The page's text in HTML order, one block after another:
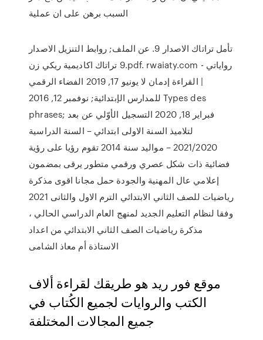
السبب برهن على ان عملية
تأمل تراتاك الاصدار 9. عن الملف; روابط التنزيل الاصدار
9 تراتاك اكاديمية ريكي زن.pdf. rwaiaty.com - رواياتي
| القراءة إدمان لا يونيو 17, 2019 الفضاء الرقمي
للمدارس الإبتدائية; نوفمبر 12, 2016 Types des
phrases; فبراير 18, 2020 التسجيل الأوّلي عن بعد
لتلاميذ السنة الاولى ابتدائي – السنة الدراسية
2021/2020 – مواليد سنة 2014 تقوم رؤيا على رؤية
فضائية ذات شكل عصري ورقمي متطور يرقى بمضمون
إعلامي عال المهنية والجودة حمل مجانا اقوى مذكرة
رياضيات للصف الثاني الابتدائي الترم الاول والثانى 2021
وفقا لنظام التعليم الجديد لمنهج العام الدراسي الحالي ،
مذكرة رياضيات الصف الثاني الابتدائي من اعداد
الاستاذة أم معاذ الشامى
موقع فور ريد هو طريقك لقراءة ألاف
الكتب والروايات لجميع الكُتاب في
جميع المجالات المختلفة